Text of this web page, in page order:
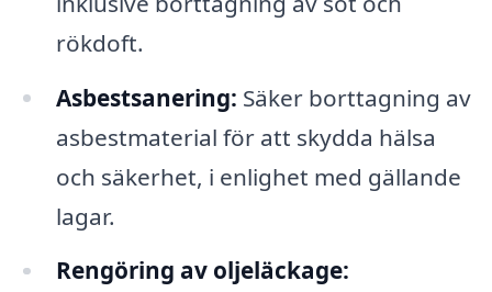
rökdoft.
Asbestsanering: Säker borttagning av
asbestmaterial för att skydda hälsa
och säkerhet, i enlighet med gällande
lagar.
Rengöring av oljeläckage: